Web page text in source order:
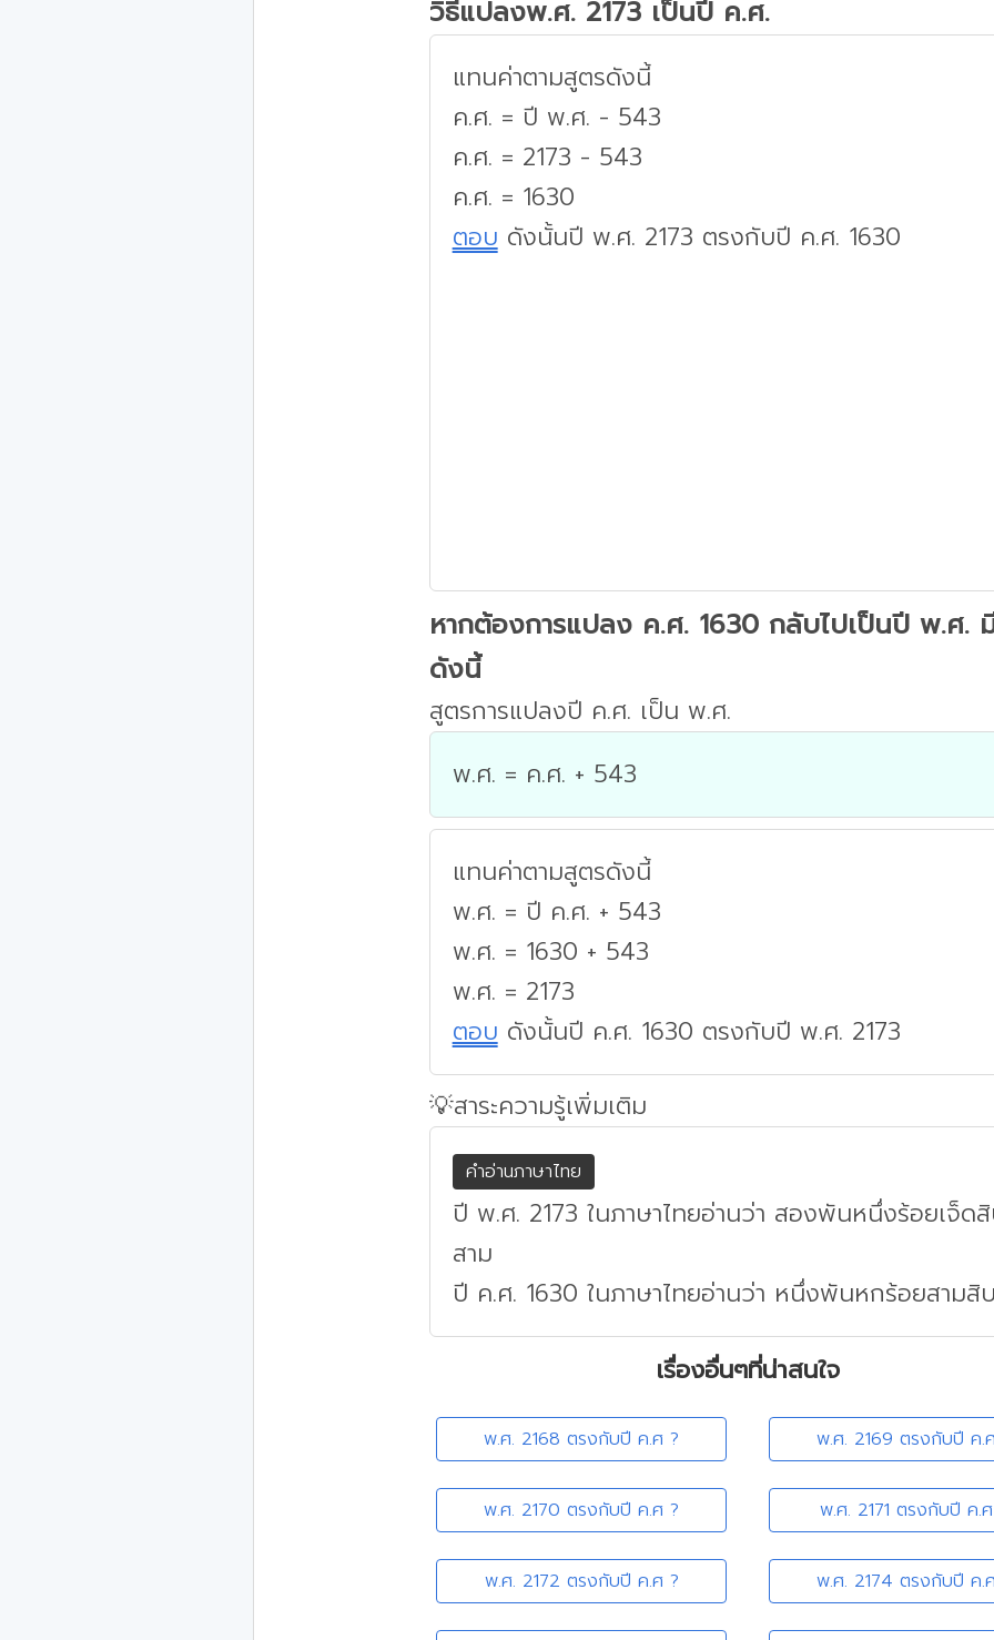
วิธีแปลงพ.ศ. 2173 เป็นปี ค.ศ.
แทนค่าตามสูตรดังนี้
ค.ศ. = ปี พ.ศ. - 543
ค.ศ. = 2173 - 543
ค.ศ. = 1630
ตอบ ดังนั้นปี พ.ศ. 2173 ตรงกับปี ค.ศ. 1630
หากต้องการแปลง ค.ศ. 1630 กลับไปเป็นปี พ.ศ.
ดังนี้
สูตรการแปลงปี ค.ศ. เป็น พ.ศ.
พ.ศ. = ค.ศ. + 543
แทนค่าตามสูตรดังนี้
พ.ศ. = ปี ค.ศ. + 543
พ.ศ. = 1630 + 543
พ.ศ. = 2173
ตอบ ดังนั้นปี ค.ศ. 1630 ตรงกับปี พ.ศ. 2173
💡สาระความรู้เพิ่มเติม
คำอ่านภาษาไทย
ปี พ.ศ. 2173 ในภาษาไทยอ่านว่า สองพันหนึ่งร้อยเจ็ด
สาม
ปี ค.ศ. 1630 ในภาษาไทยอ่านว่า หนึ่งพันหกร้อยสามสิ
เรื่องอื่นๆที่น่าสนใจ
พ.ศ. 2168 ตรงกับปี ค.ศ ? พ.ศ. 2169 ตรงกับปี ค.
พ.ศ. 2170 ตรงกับปี ค.ศ ? พ.ศ. 2171 ตรงกับปี ค.
พ.ศ. 2172 ตรงกับปี ค.ศ ? พ.ศ. 2174 ตรงกับปี ค.